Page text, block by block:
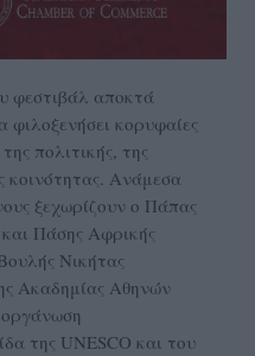
φεστιβάλ αποκτά
φιλοξενήσει κορυφαίες
πολιτικής, της
κοινότητας. Ανάμεσα
ξεχωρίζουν ο Πάπας
Πάσης Αφρικής
Νικήτας
Ακαδημίας Αθηνών
της UNESCO και του